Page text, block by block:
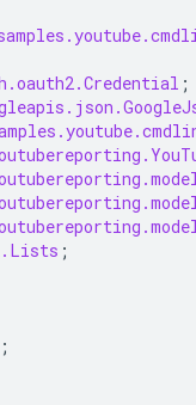
;
;
;